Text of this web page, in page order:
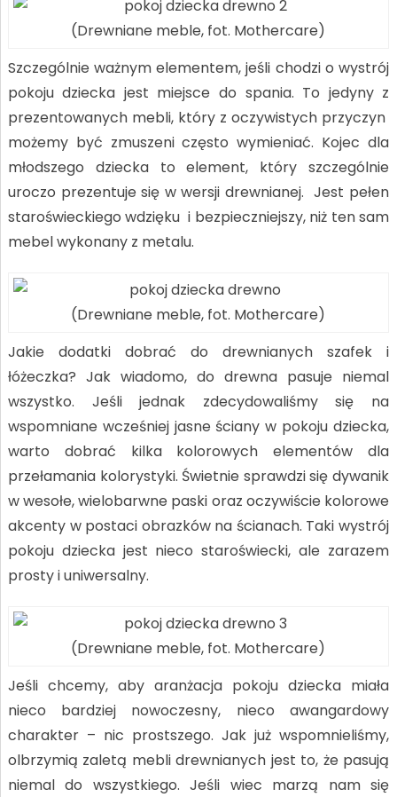
(Drewniane meble, fot. Mothercare)
Szczególnie ważnym elementem, jeśli chodzi o wystrój
pokoju dziecka jest miejsce do spania. To jedyny z
prezentowanych mebli, który z oczywistych przyczyn
możemy być zmuszeni często wymieniać. Kojec dla
młodszego dziecka to element, który szczególnie
uroczo prezentuje się w wersji drewnianej. Jest pełen
staroświeckiego wdzięku i bezpieczniejszy, niż ten sam
mebel wykonany z metalu.
(Drewniane meble, fot. Mothercare)
Jakie dodatki dobrać do drewnianych szafek i
łóżeczka? Jak wiadomo, do drewna pasuje niemal
wszystko. Jeśli jednak zdecydowaliśmy się na
wspomniane wcześniej jasne ściany w pokoju dziecka,
warto dobrać kilka kolorowych elementów dla
przełamania kolorystyki. Świetnie sprawdzi się dywanik
w wesołe, wielobarwne paski oraz oczywiście kolorowe
akcenty w postaci obrazków na ścianach. Taki wystrój
pokoju dziecka jest nieco staroświecki, ale zarazem
prosty i uniwersalny.
(Drewniane meble, fot. Mothercare)
Jeśli chcemy, aby aranżacja pokoju dziecka miała
nieco bardziej nowoczesny, nieco awangardowy
charakter – nic prostszego. Jak już wspomnieliśmy,
olbrzymią zaletą mebli drewnianych jest to, że pasują
niemal do wszystkiego. Jeśli wiec marzą nam się